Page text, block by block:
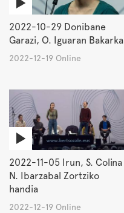
2022-10-29 Donibane
Garazi, O. Iguaran Bakarka
2022-12-19 Online
2022-11-05 Irun, S. Colina
N. Ibarzabal Zortziko
handia
2022-12-19 Online